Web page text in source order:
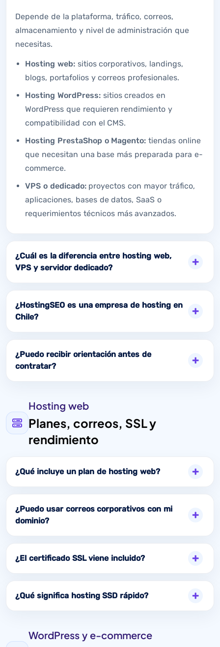
Depende de la plataforma, tráfico, correos,
almacenamiento y nivel de administración que
necesitas.
Hosting web:sitios corporativos, landings,
blogs, portafolios y correos profesionales.
Hosting WordPress:sitios creados en
WordPress que requieren rendimiento y
compatibilidad con el CMS.
Hosting PrestaShop o Magento: tiendas online
que necesitan una base más preparada para e-
commerce.
VPS o dedicado:proyectos con mayor tráfico,
aplicaciones, bases de datos, SaaS o
requerimientos técnicos más avanzados.
¿Cuál es la diferencia entre hosting web,
VPS y servidor dedicado?
¿HostingSEO es una empresa de hosting en
Chile?
¿Puedo recibir orientación antes de
contratar?
Hosting web
Planes, correos, SSL y
rendimiento
¿Qué incluye un plan de hosting web?
¿Puedo usar correos corporativos con mi
dominio?
¿El certificado SSL viene incluido?
¿Qué significa hosting SSD rápido?
WordPress y e-commerce